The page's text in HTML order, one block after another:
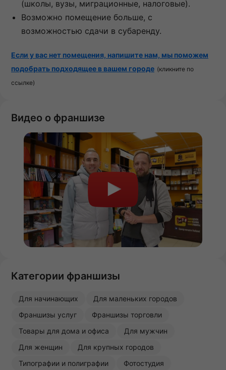
(школы, вузы, миграционные, налоговые).
Возможно помещение больше, с
возможностью сдачи в субаренду.
Если у вас нет помещения, напишите нам, мы поможем
подобрать подходящее в вашем городе (кликните по
ссылке)
Видео о франшизе
Категории франшизы
Для начинающих
Для маленьких городов
Франшизы услуг
Франшизы торговли
Товары для дома и офиса
Для мужчин
Для женщин
Для крупных городов
Типографии и полиграфии
Фотостудия